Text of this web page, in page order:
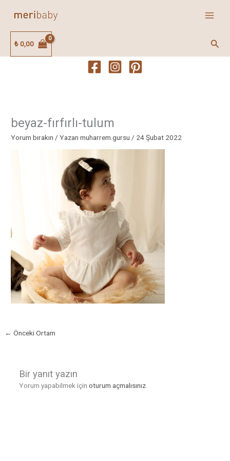
₺0,00
beyaz-fırfırlı-tulum
Yorum bırakın / Yazan muharrem.gursu / 24 Şubat 2022
← Önceki Ortam
Bir yanıt yazın
Yorum yapabilmek için oturum açmalısınız.